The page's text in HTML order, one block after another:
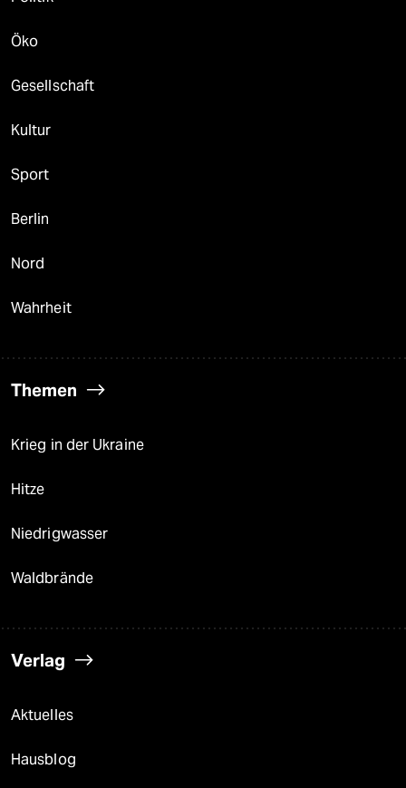
Öko
Gesellschaft
Kultur
Sport
Berlin
Nord
Wahrheit
Themen
Krieg in der Ukraine
Hitze
Niedrigwasser
Waldbrände
Verlag
Aktuelles
Hausblog